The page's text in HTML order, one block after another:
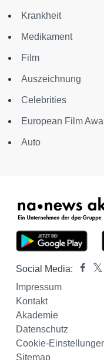
Krankheit
Medikament
Film
Auszeichnung
Celebrities
European Film
Auto
Social Media:
Impressum
Kontakt
Akademie
Datenschutz
Cookie-
Sitemap